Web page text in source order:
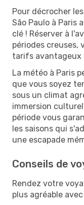
Pour décrocher
São Paulo à Paris
clé ! Réserver à
périodes creuses,
tarifs avantageux
La météo à Paris
que vous soyez
sous un climat
immersion
période vous
les saisons qui
une escapade
Conseils de
Rendez votre
plus agréable